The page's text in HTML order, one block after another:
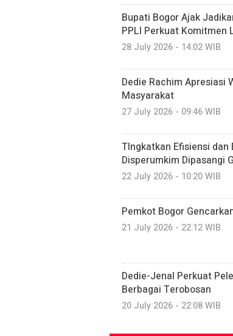
Bupati Bogor Ajak
PPLI Perkuat Komitmen
28 July 2026 - 14:02 WIB
Dedie Rachim Apresiasi
Masyarakat
27 July 2026 - 09:46 WIB
TIngkatkan Efisiensi
Disperumkim Dipasangi
22 July 2026 - 10:20 WIB
Pemkot Bogor
21 July 2026 - 22:12 WIB
Dedie-Jenal Perkuat
Berbagai Terobosan
20 July 2026 - 22:08 WIB